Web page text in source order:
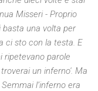
Misseri - Proprio
basta una volta per
ci sto con la testa. E
ripetevano parole
un inferno'. Ma
l’inferno era